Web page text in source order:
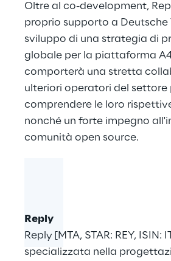
Oltre al co-development,
proprio supporto a Deutsche
sviluppo di una strategia di
globale per la piattaforma
comporterà una stretta
ulteriori operatori del settore
comprendere le loro
nonché un forte impegno
comunità open source.
Reply
Reply [MTA, STAR: REY, ISIN:
specializzata nella